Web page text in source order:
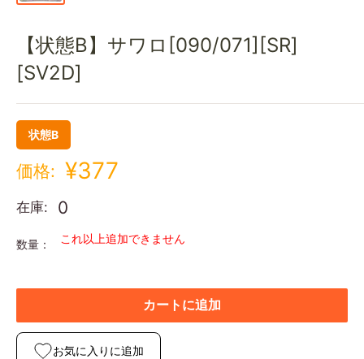
【状態B】サワロ[090/071][SR]
[SV2D]
状態B
価格: ¥377
在庫: 0
数量： これ以上追加できません
カートに追加
お気に入りに追加